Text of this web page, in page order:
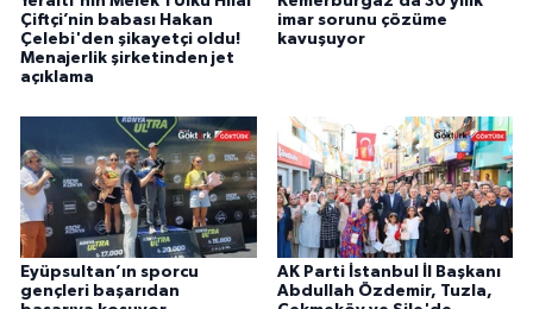
Çiftçi’nin babası Hakan
Çelebi'den şikayetçi oldu!
Menajerlik şirketinden jet
açıklama
imar sorunu çözüme
kavuşuyor
Eyüpsultan’ın sporcu
gençleri başarıdan
AK Parti İstanbul İl Başkanı
Abdullah Özdemir, Tuzla,